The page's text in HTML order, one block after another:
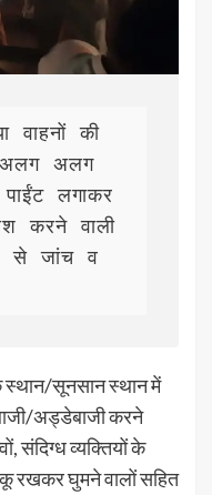
वाहनों की
अलग अलग
लगाकर
करने वाली
से जांच व
स्थान/सूनसान स्थान में
अड्डेबाजी करने
संदिग्ध व्यक्तियों के
रखकर घुमने वालों सहित